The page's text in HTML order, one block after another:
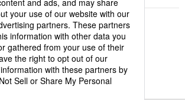
お近くのショウルームはこちら